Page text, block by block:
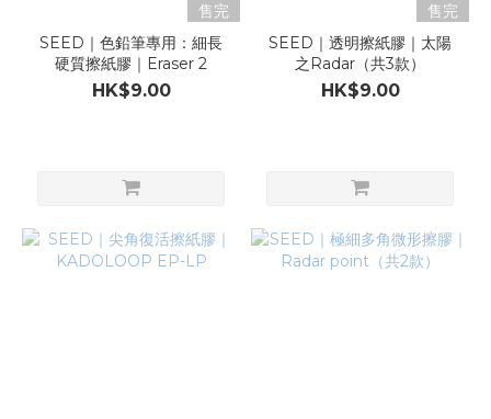
售完
SEED｜色鉛筆專用：細長
硬質擦紙膠｜Eraser 2
HK$9.00
售完
SEED｜透明擦紙膠｜太陽
之Radar（共3款）
HK$9.00